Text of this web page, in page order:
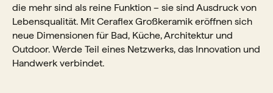
die mehr sind als reine Funktion – sie sind Ausdruck von
Lebensqualität. Mit Ceraflex Großkeramik eröffnen sich
neue Dimensionen für Bad, Küche, Architektur und
Outdoor. Werde Teil eines Netzwerks, das Innovation und
Handwerk verbindet.